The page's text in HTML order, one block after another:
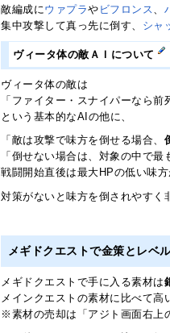
敵編成にウァプラや ビフロンス
集中攻撃して真っ先に倒す、 シャ
ヴィータ体の敵ＡＩについて
ヴィータ体の敵は
「ファイター・スナイパーなら前
という基本的なAIの他に、
「敵は攻撃で味方を倒せる場合、
「倒せない場合は、対象の中で
戦闘開始直後は最大HPの低い味
対策がないと味方を倒されやすく
メギドクエストで金策とレベ
メギドクエストで手に入る素材は
メインクエストの素材に比べて高
※素材の売却は「アジト画面右上